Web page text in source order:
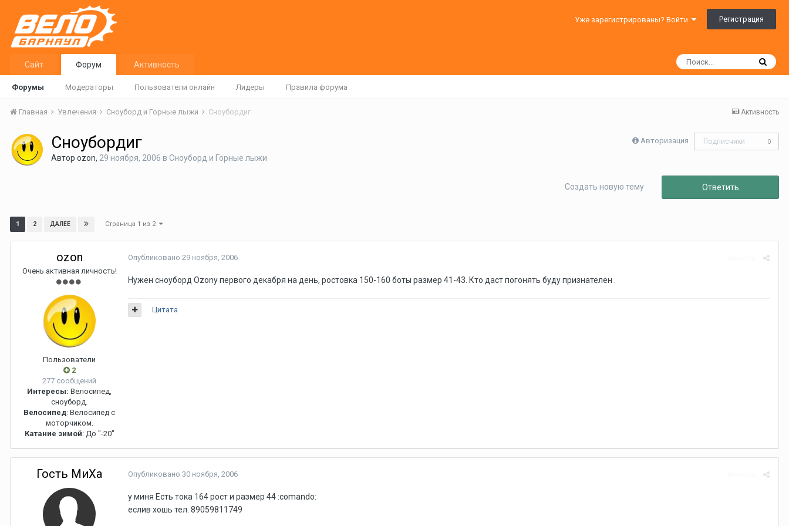
Уже зарегистрированы? Войти Регистрация
Сайт Форум
Форумы Модераторы Пользователи онлайн Лидеры Правила форума
Активность
Активность
Главная Увлечения Сноуборд и Горные лыжи Сноубордиг
Авторизация Подписчики 0
Сноубордиг
Автор ozon, 29 ноября, 2006 в Сноуборд и Горные лыжи
Ответить
Создать новую тему
1 2 ДАЛЕЕ Страница 1 из 2
ozon
Очень активная личность!
Пользователи
2
277 сообщений
Интересы: Велосипед,
сноуборд.
Велосипед: Велосипед с
моторчиком.
Катание зимой: До "-20"
Опубликовано 29 ноября, 2006
Нужен сноуборд Ozonу первого декабря на день, ростовка 150-160 боты размер 41-43. Кто даст погонять буду признателен .
Цитата
Гость МиХа Опубликовано 30 ноября, 2006
у миня Есть тока 164 рост и размер 44 :comando:
еслив хошь тел. 89059811749